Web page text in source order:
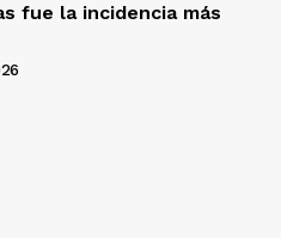
fue la incidencia más